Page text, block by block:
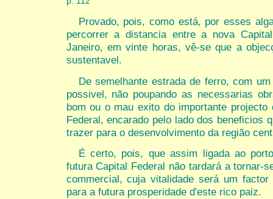
Provado, pois, como está, por esses
percorrer a distancia entre a nova
Janeiro, em vinte horas, vê-se que a
sustentavel.
De semelhante estrada de ferro, com
possivel, não poupando as necessarias
bom ou o mau exito do importante projecto
Federal, encarado pelo lado dos beneficios
trazer para o desenvolvimento da região
É certo, pois, que assim ligada ao
futura Capital Federal não tardará a tornar-
commercial, cuja vitalidade será um factor
para a futura prosperidade d'este rico paiz.